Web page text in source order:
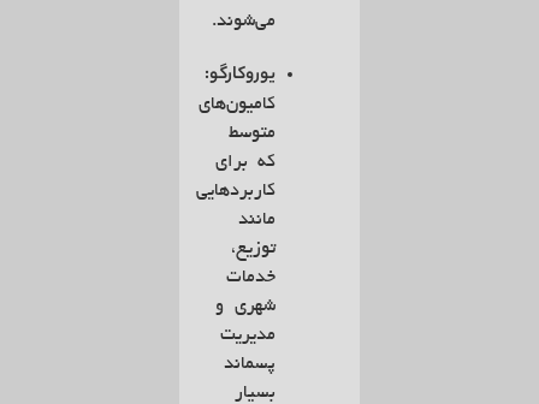
می‌شوند.
یوروکارگو:
کامیون‌های
متوسط
که برای
کاربردهایی
مانند
توزیع،
خدمات
شهری و
مدیریت
پسماند
بسیار